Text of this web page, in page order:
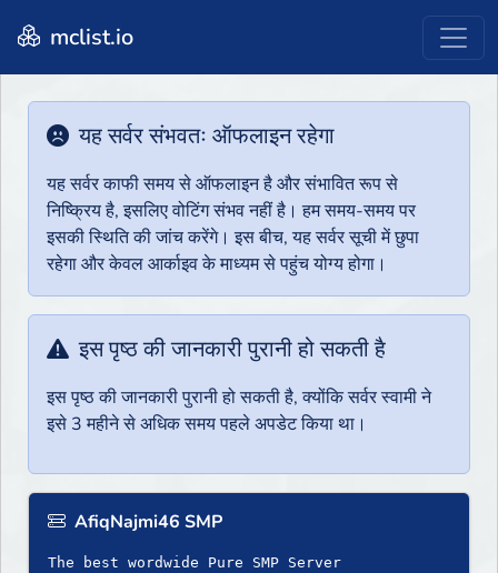
mclist.io
यह सर्वर संभवतः ऑफलाइन रहेगा
यह सर्वर काफी समय से ऑफलाइन है और संभावित रूप से
निष्क्रिय है, इसलिए वोटिंग संभव नहीं है। हम समय-समय पर
इसकी स्थिति की जांच करेंगे। इस बीच, यह सर्वर सूची में छुपा
रहेगा और केवल आर्काइव के माध्यम से पहुंच योग्य होगा।
इस पृष्ठ की जानकारी पुरानी हो सकती है
इस पृष्ठ की जानकारी पुरानी हो सकती है, क्योंकि सर्वर स्वामी ने
इसे 3 महीने से अधिक समय पहले अपडेट किया था।
AfiqNajmi46 SMP
The best wordwide Pure SMP Server